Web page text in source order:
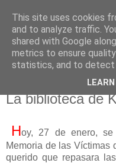
El
Páginas de un escritor
lunes, 27 de enero de
La biblioteca de
Hoy, 27 de enero, se
Memoria de las Víctimas
querido que repasara
This site uses cookies
and to analyze traffic.
shared with Google
metrics to ensure
statistics, and to detect